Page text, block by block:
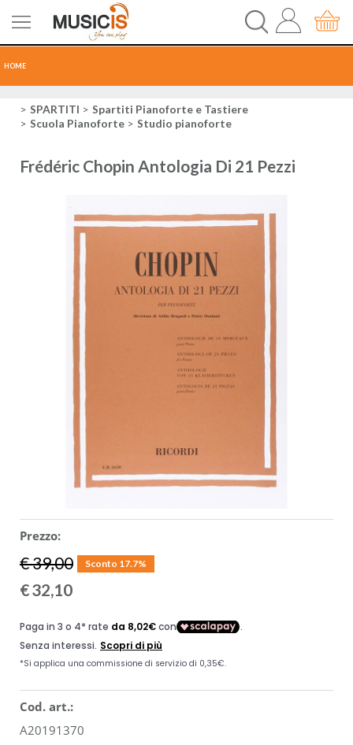
HOME
CHITARRESPARTITI
Spartiti Pianoforte e Tastiere
Scuola Pianoforte
Studio pianoforte
Frédéric Chopin Antologia Di 21 Pezzi
Prezzo:
€ 39,00 Sconto 17.7%
€32,10
Cod. art.:
A20191370